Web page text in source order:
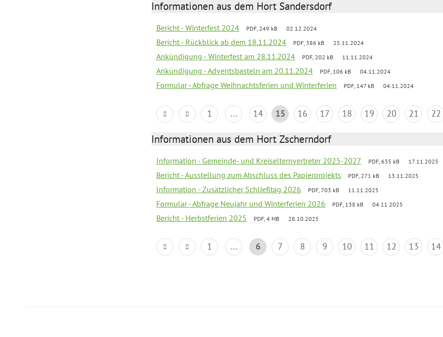
Informationen aus dem Hort Sandersdorf
Bericht - Winterfest 2024 PDF, 249 kB 02.12.2024
Bericht - Rückblick ab dem 18.11.2024 PDF, 386 kB 25.11.2024
Ankündigung - Winterfest am 28.11.2024 PDF, 202 kB 11.11.2024
Ankündigung - Adventsbasteln am 20.11.2024 PDF, 106 kB 04.11.2024
Formular - Abfrage Weihnachtsferien und Winterferien PDF, 147 kB 04.11.2024
1 ... 14 15 16 17 18 19 20 21 22
Informationen aus dem Hort Zscherndorf
Information - Gemeinde- und Kreiselternvertreter 2025-2027 PDF, 635 kB 17.11.2025
Bericht - Ausstellung zum Abschluss des Papierprojekts PDF, 271 kB 13.11.2025
Information - Zusätzlicher Schließtag 2026 PDF, 703 kB 11.11.2025
Formular - Abfrage Neujahr und Winterferien 2026 PDF, 138 kB 04.11.2025
Bericht - Herbstferien 2025 PDF, 4 MB 28.10.2025
1 ... 6 7 8 9 10 11 12 13 14